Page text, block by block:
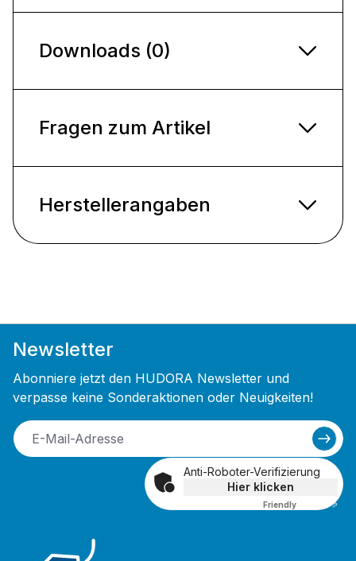
Downloads (0)
Fragen zum Artikel
Herstellerangaben
Newsletter
Abonniere jetzt den HUDORA Newsletter und
verpasse keine Sonderaktionen oder Neuigkeiten!
Anti-Roboter-Verifizierung
Hier klicken
Friendly Captcha ⇗